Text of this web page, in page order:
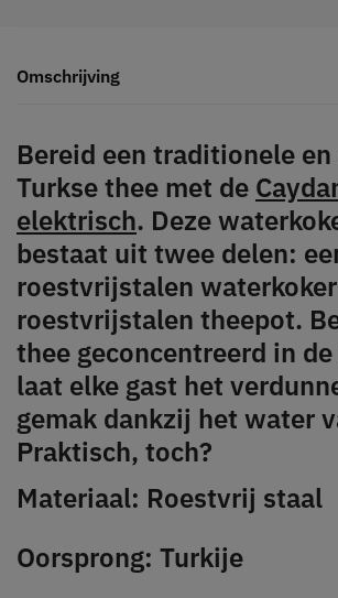
Omschrijving
Bereid een traditionele
Turkse thee met de
elektrisch. Deze
bestaat uit twee delen:
roestvrijstalen
roestvrijstalen theepot.
thee geconcentreerd in
laat elke gast het
gemak dankzij het water
Praktisch, toch?
Materiaal: Roestvrij staal
Oorsprong: Turkije